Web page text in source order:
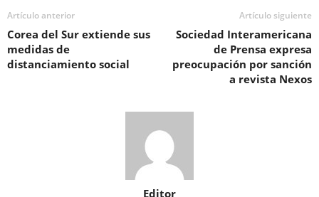
Artículo anterior
Corea del Sur extiende sus
medidas de
distanciamiento social
Artículo siguiente
Sociedad Interamericana
de Prensa expresa
preocupación por sanción
a revista Nexos
Editor